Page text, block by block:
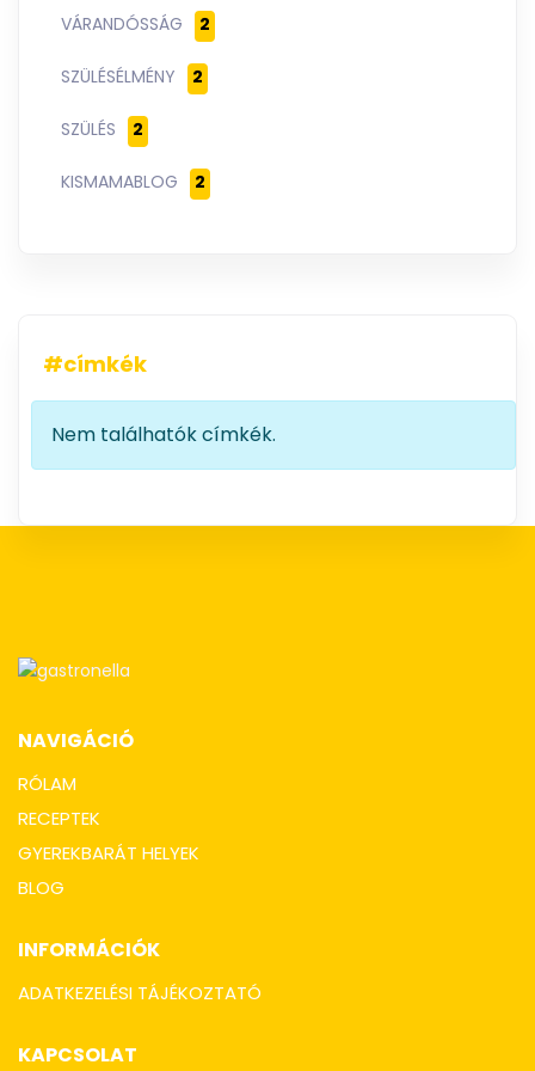
VÁRANDÓSSÁG 2
SZÜLÉSÉLMÉNY 2
SZÜLÉS 2
KISMAMABLOG 2
#címkék
Információ
Nem találhatók címkék.
NAVIGÁCIÓ
RÓLAM
RECEPTEK
GYEREKBARÁT HELYEK
BLOG
INFORMÁCIÓK
ADATKEZELÉSI TÁJÉKOZTATÓ
KAPCSOLAT